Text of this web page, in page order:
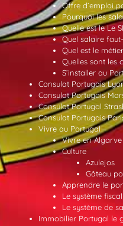
Offre d’emploi
Pourquoi les
Quelle est le Le
Quel salaire
Quel est le
Quelles sont les
S’installer au
Consulat Portugais
Consulat Portugais
Consulat Portugal
Consulat Portugais
Vivre au Portugal
Vivre en Algarve
Culture
Azulejos
Gâteau
Apprendre le
Le système
Le système de
Immobilier Portugal le